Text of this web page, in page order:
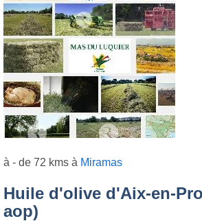
à - de 72 kms à Miramas
Huile d'olive d'Aix-en-
aop)